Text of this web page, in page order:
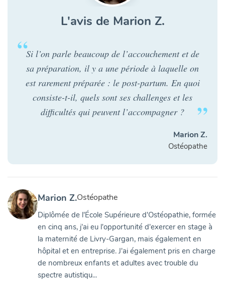
L'avis de Marion Z.
Si l’on parle beaucoup de l’accouchement et de
sa préparation, il y a une période à laquelle on
est rarement préparée : le post-partum. En quoi
consiste-t-il, quels sont ses challenges et les
difficultés qui peuvent l’accompagner ?
Marion Z.
Ostéopathe
Marion Z.Ostéopathe
Diplômée de l'École Supérieure d'Ostéopathie, formée
en cinq ans, j'ai eu l'opportunité d'exercer en stage à
la maternité de Livry-Gargan, mais également en
hôpital et en entreprise. J'ai également pris en charge
de nombreux enfants et adultes avec trouble du
spectre autistiqu...